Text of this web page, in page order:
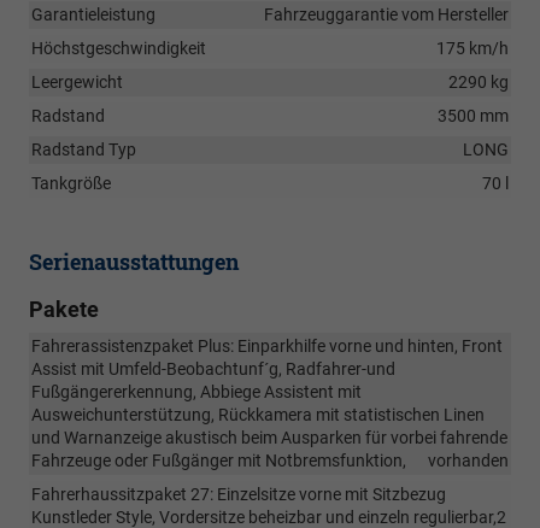
Garantieleistung
Fahrzeuggarantie vom Hersteller
Höchstgeschwindigkeit
175 km/h
Leergewicht
2290 kg
Radstand
3500 mm
Radstand Typ
LONG
Tankgröße
70 l
Serienausstattungen
Pakete
Fahrerassistenzpaket Plus: Einparkhilfe vorne und hinten, Front
Assist mit Umfeld-Beobachtunf´g, Radfahrer-und
Fußgängererkennung, Abbiege Assistent mit
Ausweichunterstützung, Rückkamera mit statistischen Linen
und Warnanzeige akustisch beim Ausparken für vorbei fahrende
Fahrzeuge oder Fußgänger mit Notbremsfunktion,
vorhanden
Fahrerhaussitzpaket 27: Einzelsitze vorne mit Sitzbezug
Kunstleder Style, Vordersitze beheizbar und einzeln regulierbar,2